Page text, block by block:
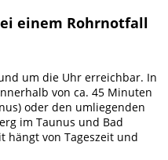
einem Rohrnotfall
um die Uhr erreichbar. In
von ca. 45 Minuten
oder den umliegenden
im Taunus und Bad
hängt von Tageszeit und